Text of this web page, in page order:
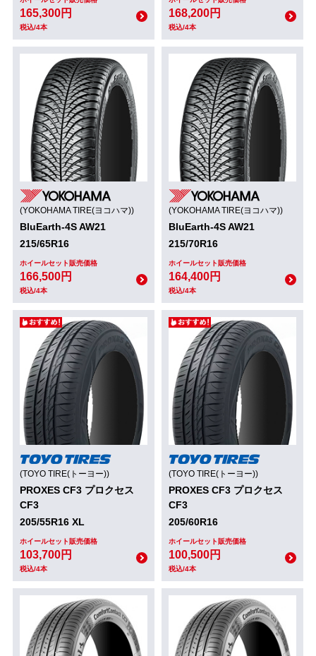
165,300円
税込/4本
168,200円
税込/4本
(YOKOHAMA TIRE(ヨコハマ))
BluEarth-4S AW21
215/65R16
ホイールセット販売価格
166,500円
税込/4本
(YOKOHAMA TIRE(ヨコハマ))
BluEarth-4S AW21
215/70R16
ホイールセット販売価格
164,400円
税込/4本
(TOYO TIRE(トーヨー))
PROXES CF3 プロクセス
CF3
205/55R16 XL
ホイールセット販売価格
103,700円
税込/4本
(TOYO TIRE(トーヨー))
PROXES CF3 プロクセス
CF3
205/60R16
ホイールセット販売価格
100,500円
税込/4本